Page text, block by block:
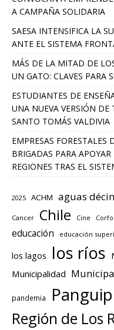
A CAMPAÑA SOLIDARIA
SAESA INTENSIFICA LA
ANTE EL SISTEMA
MÁS DE LA MITAD DE
UN GATO: CLAVES PARA
ESTUDIANTES DE
UNA NUEVA VERSIÓN
SANTO TOMÁS VALDIVIA
EMPRESAS
BRIGADAS PARA
REGIONES TRAS EL
2025 ACHM aguas
Cancer Chile Cine Corfo
educación educación
los lagos los ríos
Municipalidad
pandemia
Región de Los